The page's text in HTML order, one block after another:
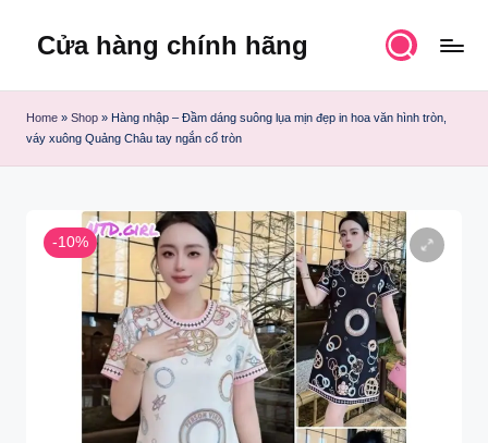
Cửa hàng chính hãng
Home » Shop » Hàng nhập – Đầm dáng suông lụa mịn đẹp in hoa văn hình tròn,
váy xuông Quảng Châu tay ngắn cổ tròn
-10%